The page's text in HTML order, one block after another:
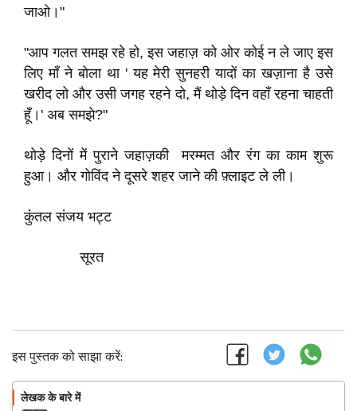
जाओ।"
"आप गलत समझ रहे हो, इस जहाज़ को ओर कोई न ले जाए इस
लिए माँ ने बोला था ' यह मेरी सुनहरी यादों का खज़ाना है उसे
खरीद लो और उसी जगह रहने दो, मैं थोड़े दिन वहाँ रहना चाहती
हूँ।' अब समझे?"
थोड़े दिनों में पुराने जहाज़की मरम्मत और रंग का काम शुरू
हुआ। और गोविंद ने दूसरे शहर जाने की फ़्लाइट ले ली।
कुंतल संजय भट्ट
सूरत
इस पुस्तक को साझा करें:
लेखक के बारे में